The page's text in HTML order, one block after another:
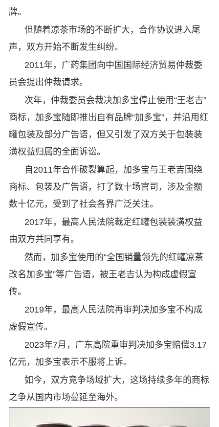
牌。
但随着凉茶市场的不断扩大，合作协议进入尾
声，双方开始不断发生纠纷。
2011年，广药集团向中国国际经济贸易仲裁委
员会提出仲裁请求。
次年，仲裁委员会裁决加多宝停止使用“王老吉”
商标，加多宝随即推出自有品牌“加多宝”，并沿用红
罐包装及部分广告语，但又引发了双方关于包装装
潢权益归属的全面诉讼。
自2011年合作破裂算起，加多宝与王老吉围绕
商标、包装及广告语，打了数十场官司，涉及金额
数十亿元，受到了社会各界广泛关注。
2017年，最高人民法院裁定红罐包装装潢权益
由双方共同享有。
然而，加多宝使用的“全国销量领先的红罐凉茶
改名加多宝”等广告语，被王老吉认为构成虚假宣
传。
2019年，最高人民法院再审判决加多宝不构成
虚假宣传。
2023年7月，广东高院重审判决加多宝赔偿3.17
亿元，加多宝表示不服将上诉。
如今，双方竞争场域扩大，这场持续多年的商标
之争从国内市场蔓延至海外。